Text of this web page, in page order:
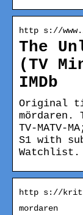
http s://
The
(TV
IMDb
Original
mördaren.
TV-MATV-
S1 with
Watchlist.
http s://
mordaren